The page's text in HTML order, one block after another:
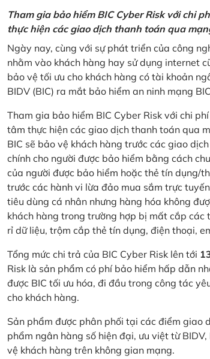
Tham gia bảo hiểm BIC Cyber Risk với chi
thực hiện các giao dịch thanh toán qua
Ngày nay, cùng với sự phát triển của công
nhằm vào khách hàng hay sử dụng internet
bảo vệ tối ưu cho khách hàng có tài khoản
BIDV (BIC) ra mắt bảo hiểm an ninh mạng
Tham gia bảo hiểm BIC Cyber Risk với chi phí
tâm thực hiện các giao dịch thanh toán qua
BIC sẽ bảo vệ khách hàng trước các giao
chính cho người được bảo hiểm bằng cách
của người được bảo hiểm hoặc thẻ tín dụng/
trước các hành vi lừa đảo mua sắm trực
tiêu dùng cá nhân nhưng hàng hóa không
khách hàng trong trường hợp bị mất cắp
rỉ dữ liệu, trộm cắp thẻ tín dụng, điện thoại,
Tổng mức chi trả của BIC Cyber Risk lên tới
Risk là sản phẩm có phí bảo hiểm hấp dẫn
được BIC tối ưu hóa, đi đầu trong công tác
cho khách hàng.
Sản phẩm được phân phối tại các điểm giao
phẩm ngân hàng số hiện đại, ưu việt từ
vệ khách hàng trên không gian mạng.